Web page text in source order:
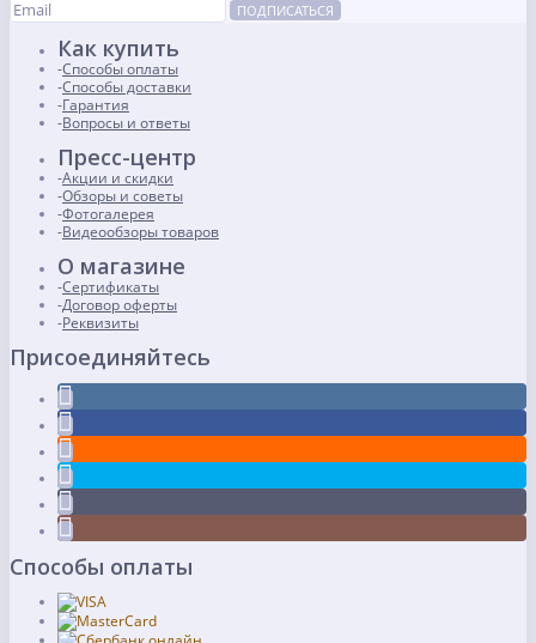
ПОДПИСАТЬСЯ
Как купить
Способы оплаты
Способы доставки
Гарантия
Вопросы и ответы
Пресс-центр
Акции и скидки
Обзоры и советы
Фотогалерея
Видеообзоры товаров
О магазине
Сертификаты
Договор оферты
Реквизиты
Присоединяйтесь
Способы оплаты